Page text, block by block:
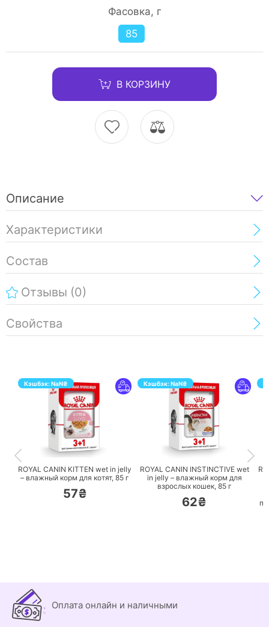
Фасовка, г
85
В КОРЗИНУ
Описание
Характеристики
Состав
Отзывы (0)
Свойства
Кэшбэк:NaN₴
ПЕРЕЙТИ
ROYAL CANIN KITTEN wet in jelly
– влажный корм для котят, 85 г
57₴
Кэшбэк:NaN₴
ПЕРЕЙТИ
ROYAL CANIN INSTINCTIVE wet
in jelly – влажный корм для
взрослых кошек, 85 г
62₴
Оплата онлайн и наличными